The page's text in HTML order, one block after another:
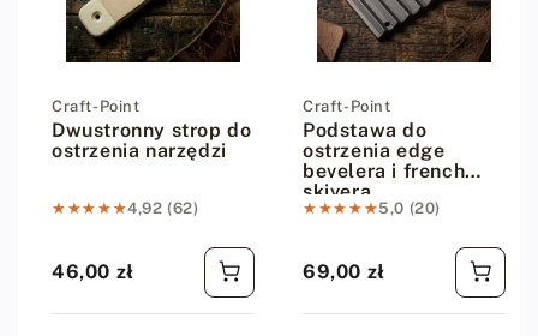
Dostawca:
Craft-Point
Dwustronny strop do
ostrzenia narzędzi
★★★★★
★★★★★4,92 (62)
Cena regularna
46,00 zł
Dostawca:
Craft-Point
Podstawa do
ostrzenia edge
bevelera i french
skivera
★★★★★
★★★★★5,0 (20)
Cena regularna
69,00 zł